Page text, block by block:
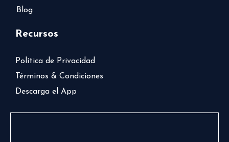
Blog
Recursos
Política de Privacidad
Términos & Condiciones
Descarga el App